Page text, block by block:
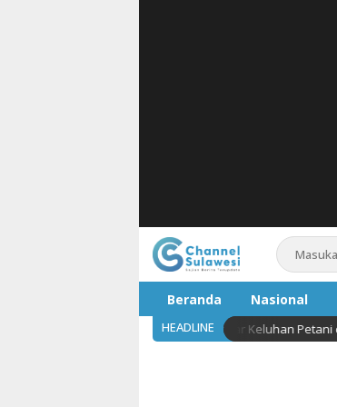
Beranda Nasional
HEADLINE
Kelompok Tani Saat Dengar Keluhan Petani di Sawah